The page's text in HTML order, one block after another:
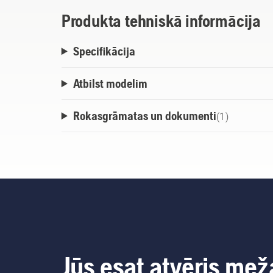
Produkta tehniskā informācija
Specifikācija
Atbilst modelim
Rokasgrāmatas un dokumenti(1 )
Jūs esat atvēris